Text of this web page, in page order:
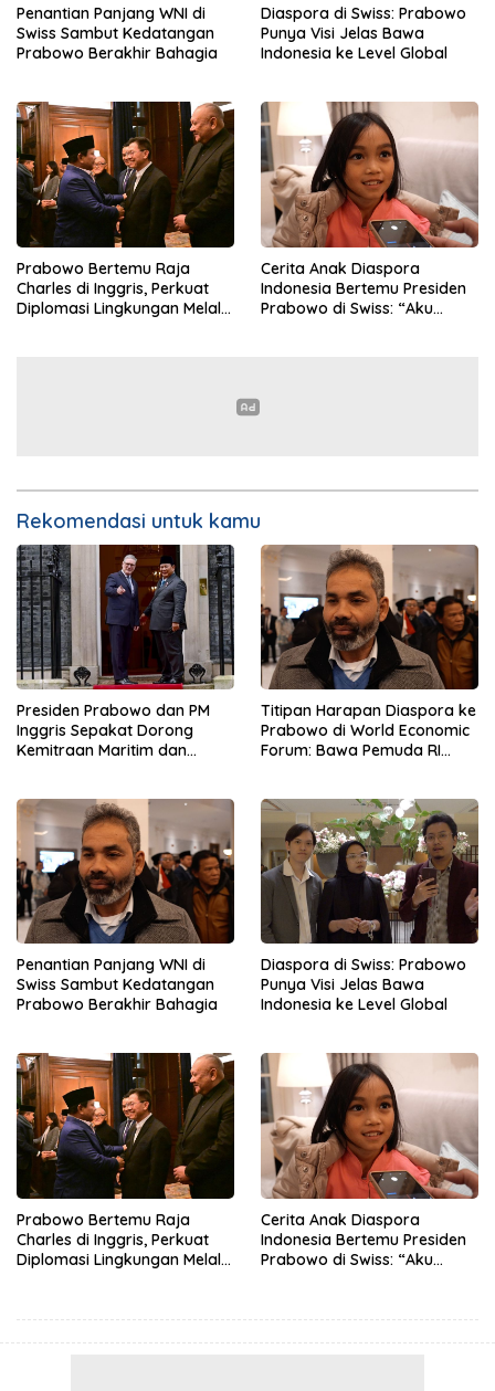
Penantian Panjang WNI di
Swiss Sambut Kedatangan
Prabowo Berakhir Bahagia
Diaspora di Swiss: Prabowo
Punya Visi Jelas Bawa
Indonesia ke Level Global
Prabowo Bertemu Raja
Charles di Inggris, Perkuat
Diplomasi Lingkungan Melalui
Cerita Anak Diaspora
Indonesia Bertemu Presiden
Prabowo di Swiss: “Aku
Rekomendasi untuk kamu
Presiden Prabowo dan PM
Inggris Sepakat Dorong
Kemitraan Maritim dan
Titipan Harapan Diaspora ke
Prabowo di World Economic
Forum: Bawa Pemuda RI
Penantian Panjang WNI di
Swiss Sambut Kedatangan
Prabowo Berakhir Bahagia
Diaspora di Swiss: Prabowo
Punya Visi Jelas Bawa
Indonesia ke Level Global
Prabowo Bertemu Raja
Charles di Inggris, Perkuat
Diplomasi Lingkungan Melalui
Cerita Anak Diaspora
Indonesia Bertemu Presiden
Prabowo di Swiss: “Aku